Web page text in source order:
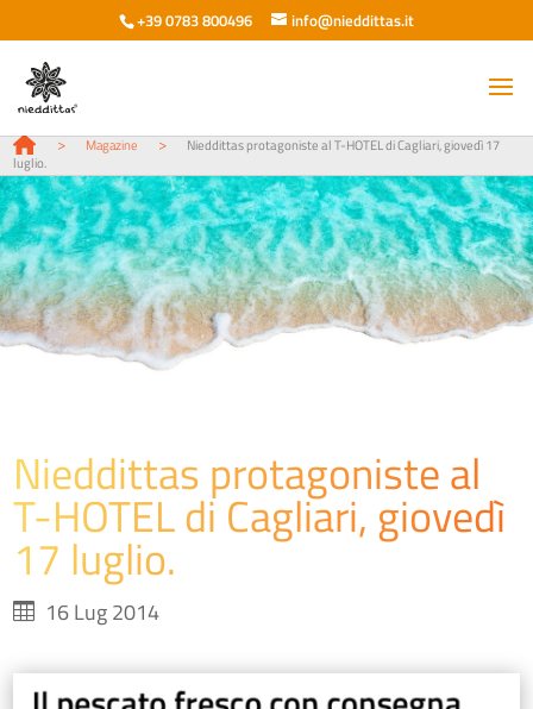
+39 0783 800496 info@nieddittas.it
> Magazine >
Nieddittas protagoniste al T-HOTEL di Cagliari, giovedì 17
luglio.
Nieddittas protagoniste al
T-HOTEL di Cagliari, giovedì
17 luglio.
16 Lug 2014